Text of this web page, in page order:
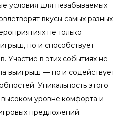
условия для незабываемых
вкусы самых разных
не только
но и способствует
Участие в этих событиях не
выигрыш — но и содействует
Уникальность этого
уровне комфорта и
предложений.